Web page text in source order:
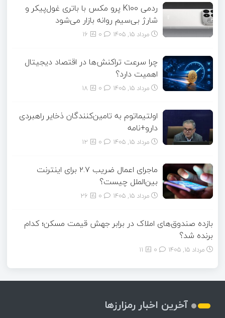
ردمی K100 پرو مکس با باتری غول‌پیکر و
شارژ بی‌سیم روانه بازار می‌شود
مرداد ۱۵, ۱۴۰۵ 16
چرا سرعت تراکنش‌ها در اقتصاد دیجیتال
اهمیت دارد؟
مرداد ۱۵, ۱۴۰۵ 18
اولتیماتوم به تامین‌کنندگان ذخایر راهبردی
دارو+نامه
مرداد ۱۵, ۱۴۰۵ 12
ماجرای اعمال ضریب ۲.۷ برای اینترنت
بین‌الملل چیست؟
مرداد ۱۵, ۱۴۰۵ 26
بازده صندوق‌های املاک در برابر جهش قیمت مسکن؛ کدام
برنده شد؟
مرداد ۱۵, ۱۴۰۵ 11
آخرین اخبار رمزارزها